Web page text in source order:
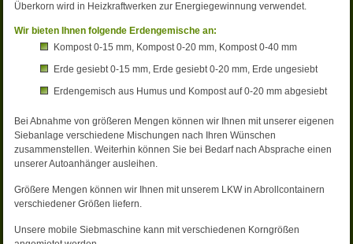
Überkorn wird in Heizkraftwerken zur Energiegewinnung verwendet.
Wir bieten Ihnen folgende Erdengemische an:
Kompost 0-15 mm, Kompost 0-20 mm, Kompost 0-40 mm
Erde gesiebt 0-15 mm, Erde gesiebt 0-20 mm, Erde ungesiebt
Erdengemisch aus Humus und Kompost auf 0-20 mm abgesiebt
Bei Abnahme von größeren Mengen können wir Ihnen mit unserer eigenen
Siebanlage verschiedene Mischungen nach Ihren Wünschen
zusammenstellen. Weiterhin können Sie bei Bedarf nach Absprache einen
unserer Autoanhänger ausleihen.
Größere Mengen können wir Ihnen mit unserem LKW in Abrollcontainern
verschiedener Größen liefern.
Unsere mobile Siebmaschine kann mit verschiedenen Korngrößen